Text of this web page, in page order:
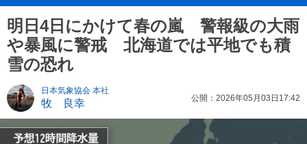
明日4日にかけて春の嵐 警報級の大雨
や暴風に警戒 北海道では平地でも積
雪の恐れ
日本気象協会 本社
牧 良幸 公開：2026年05月03日17:42